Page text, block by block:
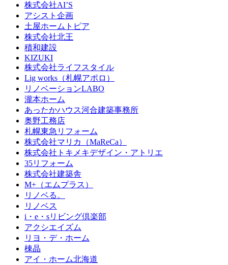
株式会社AI’S
アシスト企画
土屋ホームトピア
株式会社北王
積和建設
KIZUKI
株式会社ライフスタイル
Lig works（札幌アポロ）
リノベーションLABO
瀧本ホーム
あったかハウス河合建築事務所
奥野工務店
札幌東急リフォーム
株式会社マリカ（MaReCa）
株式会社トキメキデザイン・アトリエ
35リフォーム
株式会社建築舎
M+（エムプラス）
リノベる。
リノベス
i・e・sリビング倶楽部
アクシエイズム
リヨ・デ・ホーム
棟晶
アイ・ホーム北海道